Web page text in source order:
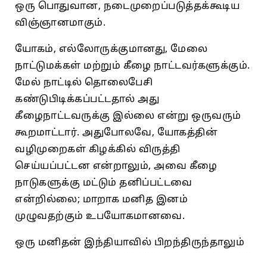
ஒரு பொதுவான, நடைமுறைப்படுத்தக்கூடிய
விஞ்ஞானமாகும்‌.
யோகம்‌, எல்லோருக்குமானது, மேலை
நாட்டுமக்கள்‌ மற்றும்‌ கீழை நாட்டவர்களுக்கும்‌.
மேல்‌ நாட்டில்‌ தொலைபேசி
கண்டுபிடிக்கப்பட்டதால்‌ அது
கீழைநாட்டவருக்கு இல்லை என்று ஒருவரும்‌
கூறமாட்டார்‌. அதுபோலவே, யோகத்தின்‌
வழிமுறைகள்‌ கிழக்கில்‌ விருத்தி
செய்யப்பட்டன என்றாலும்‌, அவை கீழை
நாடுகளுக்கு மட்டும்‌ தனிப்பட்டவை
என்றில்லை; மாறாக மனித இனம்‌
முழுவதற்கும்‌ உபயோகமானவை.
ஒரு மனிதன்‌ இந்தியாவில்‌ பிறந்திருந்தாலும்‌